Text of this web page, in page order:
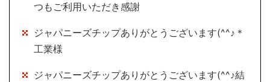
つもご利用いただき感謝
ジャパニーズチップありがとうございます(^^♪＊
工業様
ジャパニーズチップありがとうございます(^^♪結